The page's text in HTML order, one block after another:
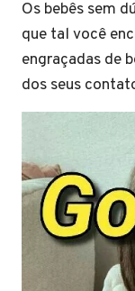
Os bebês sem
que tal você
engraçadas de
dos seus